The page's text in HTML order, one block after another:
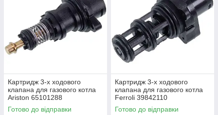
Картридж 3-х ходового
клапана для газового котла
Ariston 65101288
Готово до відправки
Картридж 3-х ходового
клапана для газового котла
Ferroli 39842110
Готово до відправки